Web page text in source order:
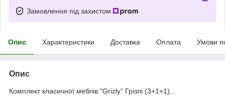
Замовлення під захистом
Опис Характеристики Доставка Оплата Умови
Опис
Комплект класичної меблів "Grizly" Грізлі (3+1+1)...